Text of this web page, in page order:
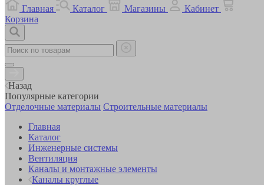
Главная
Каталог Магазины
Кабинет
Корзина
Назад
Популярные категории
Отделочные материалы Строительные материалы
Главная
Каталог
Инженерные системы
Вентиляция
Каналы и монтажные элементы
Каналы круглые